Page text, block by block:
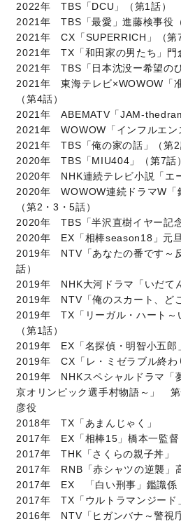
2022年 TBS「DCU」（第1話）
2021年 TBS「最愛」進藤検事役（
2021年 CX「SUPERRICH」（第7
2021年 TX「和田家の男たち」門
2021年 TBS「日本沈没ー希望の
2021年 東海テレビ×WOWOW「
（第4話）
2021年 ABEMATV「JAM-
2021年 WOWOW「インフルエン
2021年 TBS「俺の家の話」（第2
2020年 TBS「MIU404」（第7話）
2020年 NHK連続テレビ小説「エ
2020年 WOWOW連続ドラマW
（第2・3・5話）
2020年 TBS「半沢直樹イヤー記
2020年 EX「相棒season18」
2019年 NTV「あなたの番です～
話）
2019年 NHK大河ドラマ「いだて
2019年 NTV「俺のスカート、ど
2019年 TX「リーガル・ハート～
（第1話）
2019年 EX「名探偵・明智小五郎
2019年 CX「レ・ミゼラブル終わ
2019年 NHKスペシャルドラマ「
京オリンピック選手村物語～」
彦役
2018年 TX「あまんじゃく」
2017年 EX「相棒15」橋本一監
2017年 THK「さくらの親子丼」
2017年 RNB「赤シャツの逆襲」
2017年 EX 「白い刑事」鑑識
2017年 TX「ウルトラマンジード
2016年 NTV「ヒガンバナ～警視